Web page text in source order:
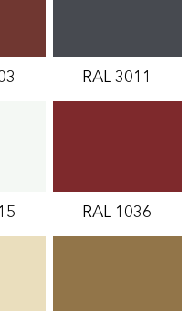
RAL 3011
RAL 1036